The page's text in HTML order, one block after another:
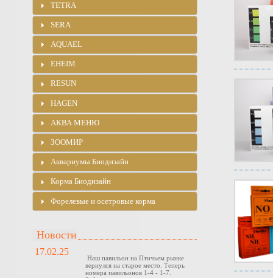
TETRA
SERA
AQUAEL
EHEIM
RESUN
HAGEN
АКВА МЕНЮ
ЗООМИР
Аквариумы Биодизайн
Корма Биодизайн
Форелевые и осетровые корма
Новости
17.02.25
Наш павильон на Птичьем рынке
вернулся на старое место. Теперь
номера павильонов 1-4 - 1-7.